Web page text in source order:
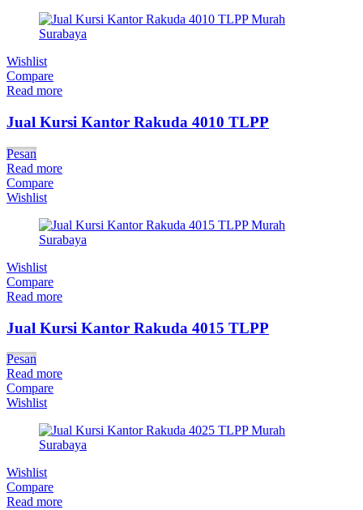
Wishlist
Compare
Read more
Jual Kursi Kantor Rakuda 4010 TLPP
Pesan
Read more
Compare
Wishlist
Wishlist
Compare
Read more
Jual Kursi Kantor Rakuda 4015 TLPP
Pesan
Read more
Compare
Wishlist
Wishlist
Compare
Read more